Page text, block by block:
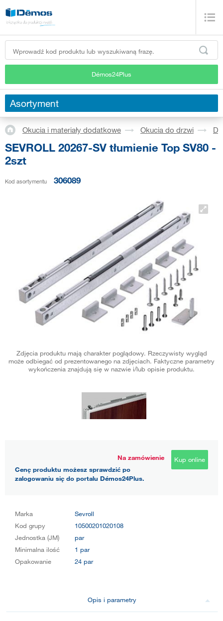
Démos24Plus
Asortyment
Okucia i materiały dodatkowe Okucia do drzwi
SEVROLL 20267-SV tłumienie Top SV80 -
2szt
Kod asortymentu 306089
Zdjęcia produktu mają charakter poglądowy. Rzeczywisty wygląd
może odbiegać od prezentowanego na zdjęciach. Faktyczne parametry
wykończenia znajdują się w nazwie i/lub opisie produktu.
Na zamówienie
Cenę produktu możesz sprawdzić po
zalogowaniu się do portalu Démos24Plus.
Kup online
Marka
Sevroll
Kod grupy
10500201020108
Jednostka (JM)
par
Minimalna ilość
1 par
Opakowanie
24 par
Opis i parametry